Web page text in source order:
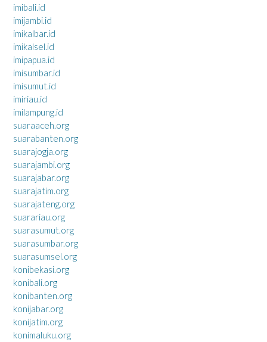
imibali.id
imijambi.id
imikalbar.id
imikalsel.id
imipapua.id
imisumbar.id
imisumut.id
imiriau.id
imilampung.id
suaraaceh.org
suarabanten.org
suarajogja.org
suarajambi.org
suarajabar.org
suarajatim.org
suarajateng.org
suarariau.org
suarasumut.org
suarasumbar.org
suarasumsel.org
konibekasi.org
konibali.org
konibanten.org
konijabar.org
konijatim.org
konimaluku.org